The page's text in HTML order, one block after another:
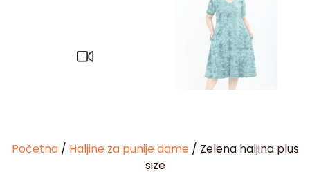
Početna/ Haljine za punije dame/ Zelena haljina plus
size